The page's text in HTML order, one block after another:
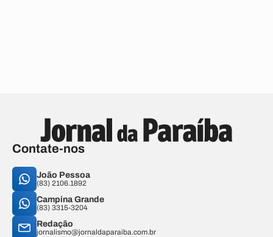
Contate-nos
João Pessoa
(83) 2106.1892
Campina Grande
(83) 3315-3204
Redação
jornalismo@jornaldaparaiba.com.br